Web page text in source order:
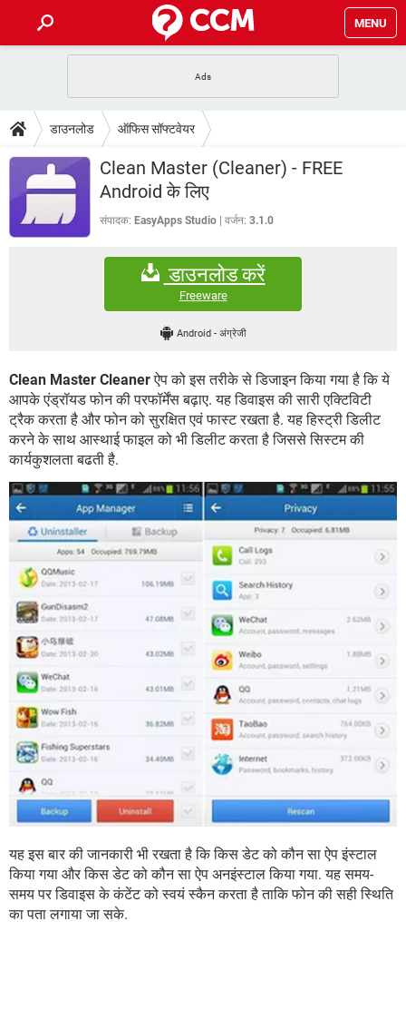
MENU
फोन पर अकाउंट बैलेंस चेक
WhatsApp Hack हो गया? Lucky Patcher यूज करें
टेक-स्पेशल
2020 के फ्री एंटीवायरस
बेस्ट फ्री ऑनलाइन गेम्स
डाउनलोड
Vidmate
WhatsRemoved+
FORUM
कंप्यूटर बस
डाउनलोड ऑफिस सॉफ्टवेयर
Clean Master (Cleaner) - FREE
Android के लिए
संपादक: EasyApps Studio वर्जन: 3.1.0
डाउनलोड करें
Freeware
Android - अंग्रेजी
Clean Master Cleanerऐप को इस तरीके से डिजाइन किया गया है कि ये
आपके एंड्रॉयड फोन की परफॉर्मेंस बढ़ाए. यह डिवाइस की सारी एक्टिविटी
ट्रैक करता है और फोन को सुरक्षित एवं फास्ट रखता है. यह हिस्ट्री डिलीट
करने के साथ आस्थाई फाइल को भी डिलीट करता है जिससे सिस्टम की
कार्यकुशलता बढती है.
यह इस बार की जानकारी भी रखता है कि किस डेट को कौन सा ऐप इंस्टाल
किया गया और किस डेट को कौन सा ऐप अनइंस्टाल किया गया. यह समय-
समय पर डिवाइस के कंटेंट को स्वयं स्कैन करता है ताकि फोन की सही स्थिति
का पता लगाया जा सके.